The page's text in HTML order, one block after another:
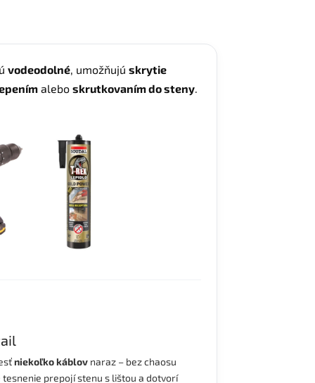
vodeodolné, umožňujú skrytie
alebo skrutkovaním do steny.
niekoľko káblov naraz – bez chaosu
prepojí stenu s lištou a dotvorí